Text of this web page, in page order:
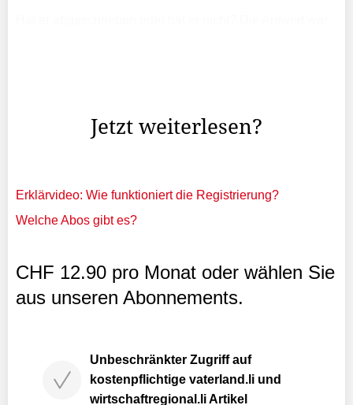
Jetzt weiterlesen?
Erklärvideo: Wie funktioniert die Registrierung?
Welche Abos gibt es?
CHF 12.90 pro Monat oder wählen Sie
aus unseren Abonnements.
Unbeschränkter Zugriff auf
kostenpflichtige vaterland.li und
wirtschaftregional.li Artikel